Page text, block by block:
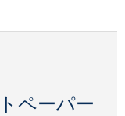
ペーパー